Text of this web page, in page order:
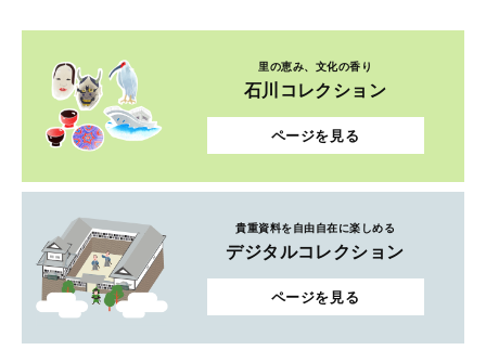
里の恵み、文化の香り
石川コレクション
ページを見る
貴重資料を自由自在に楽しめる
デジタルコレクション
ページを見る